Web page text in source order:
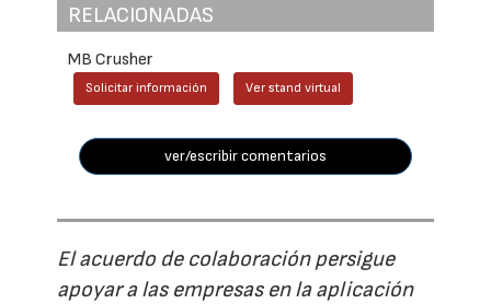
RELACIONADAS
MB Crusher
Solicitar información Ver stand virtual
ver/escribir comentarios
El acuerdo de colaboración persigue
apoyar a las empresas en la aplicación